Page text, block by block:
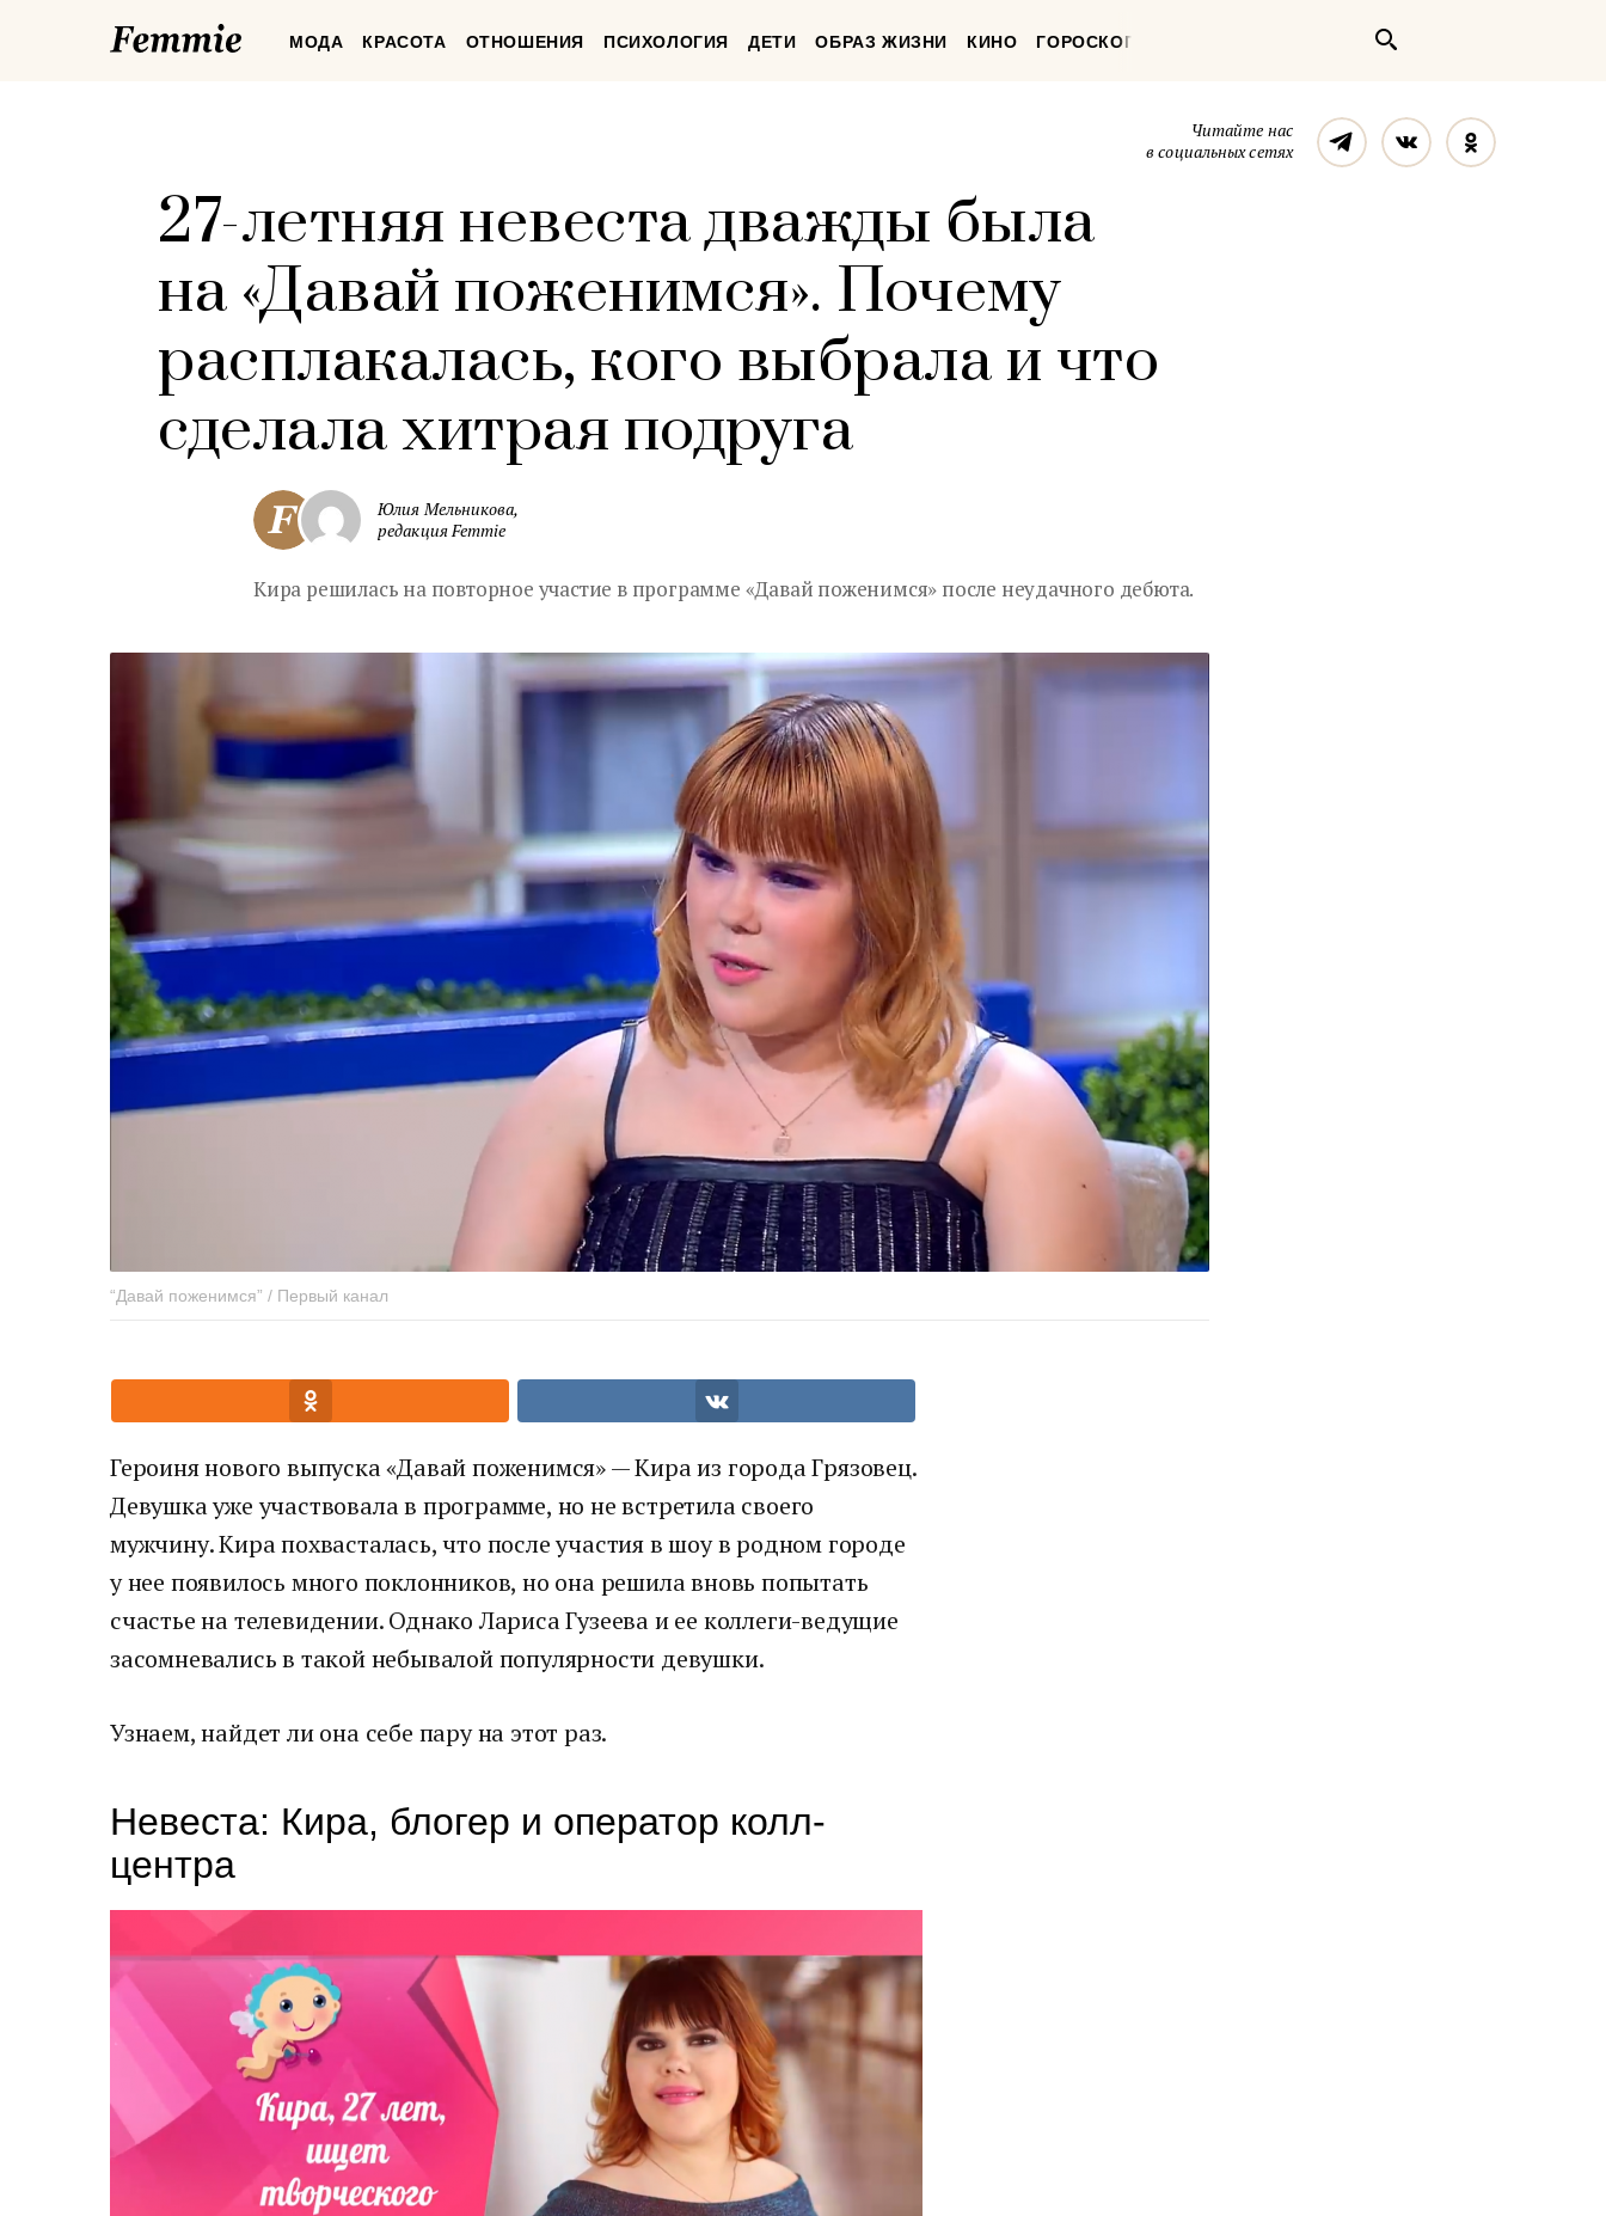
FemmieМОДА КРАСОТА ОТНОШЕНИЯ ПСИХОЛОГИЯ ДЕТИ ОБРАЗ ЖИЗНИ КИНО ГОРОСКОП
Читайте нас
в социальных сетях
ТелеграмВконтакте
27-летняя невеста дважды была
на «Давай поженимся». Почему
расплакалась, кого выбрала и что
сделала хитрая подруга
Юлия Мельникова,
редакция Femmie
Кира решилась на повторное участие в программе «Давай поженимся» после неудачного дебюта.
“Давай поженимся” / Первый канал
Героиня нового выпуска «Давай поженимся» — Кира из города Грязовец.
Девушка уже участвовала в программе, но не встретила своего
мужчину. Кира похвасталась, что после участия в шоу в родном городе
у нее появилось много поклонников, но она решила вновь попытать
счастье на телевидении. Однако Лариса Гузеева и ее коллеги-ведущие
засомневались в такой небывалой популярности девушки.
Узнаем, найдет ли она себе пару на этот раз.
Невеста: Кира, блогер и оператор колл-
центра